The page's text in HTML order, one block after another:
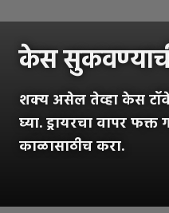
केस
शक्य असेल तेव्हा केस
घ्या. ड्रायरचा वापर
काळासाठीच करा.